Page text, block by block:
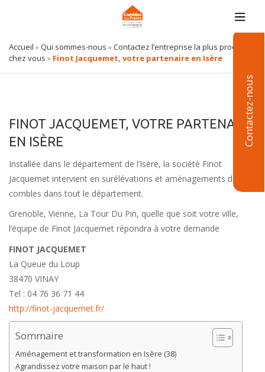
Contactez-nous
Accueil »Qui sommes-nous »Contactez l’entreprise la plus proche de
chez vous » Finot Jacquemet, votre partenaire en Isère
FINOT JACQUEMET, VOTRE PARTENAIRE
EN ISÈRE
Installée dans le département de l’Isère, la société Finot
Jacquemet intervient en surélévations et aménagements de
combles dans tout le département.
Grenoble, Vienne, La Tour Du Pin, quelle que soit votre ville,
l’équipe de Finot Jacquemet répondra à votre demande
FINOT JACQUEMET
La Queue du Loup
38470 VINAY
Tel : 04 76 36 71 44
http://finot-jacquemet.fr/
Sommaire
Aménagement et transformation en Isère (38)
Agrandissez votre maison par le haut !